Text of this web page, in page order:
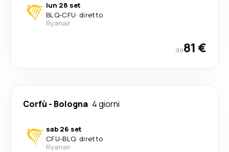
lun 28 set
BLQ-CFU· diretto
Ryanair
da81 €
Corfù - Bologna 4 giorni
sab 26 set
CFU-BLQ· diretto
Ryanair